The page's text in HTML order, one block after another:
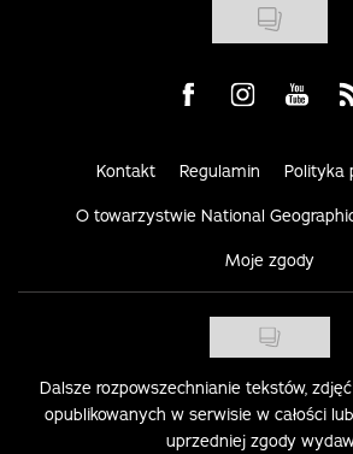
Visit us on Facebook
Visit us onVisit us
Kontakt Regulamin Polityka
O towarzystwie National
Moje zgody
Dalsze rozpowszechnianie tekstów,
opublikowanych w serwisie w całości
uprzedniej zgody